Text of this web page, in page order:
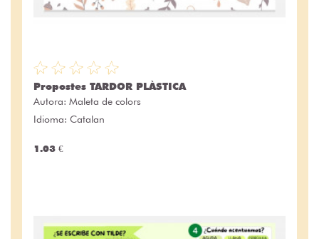
Propostes TARDOR PLÀSTICA
Autora: Maleta de colors
Idioma: Catalan
1.03 €